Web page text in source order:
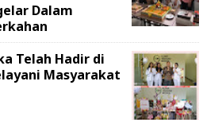
Dalam
Telah Hadir di
Masyarakat